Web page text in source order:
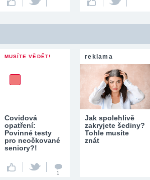
MUSÍTE VĚDĚT!
Covidová
opatření:
Povinné testy
pro neočkované
seniory?!
1
reklama
Jak spolehlivě
zakryjete šediny?
Tohle musíte
znát